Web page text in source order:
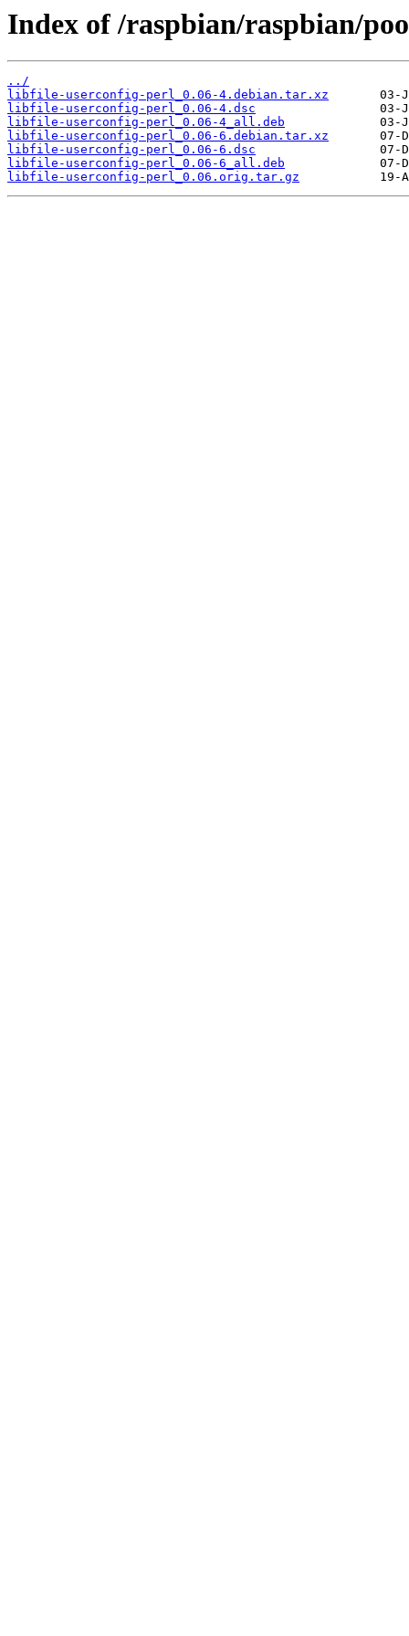
Index of /raspbian/raspbian/
../
libfile-userconfig-perl_0.06-4.debian.tar.xz
libfile-userconfig-perl_0.06-4.dsc
libfile-userconfig-perl_0.06-4_all.deb
libfile-userconfig-perl_0.06-6.debian.tar.xz
libfile-userconfig-perl_0.06-6.dsc
libfile-userconfig-perl_0.06-6_all.deb
libfile-userconfig-perl_0.06.orig.tar.gz